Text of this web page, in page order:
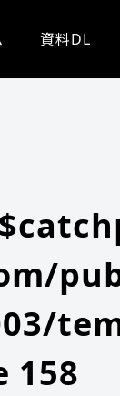
資料DL
158